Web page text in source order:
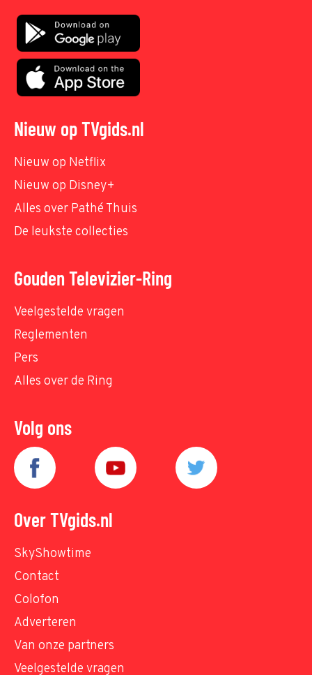
Nieuw op TVgids.nl
Nieuw op Netflix
Nieuw op Disney+
Alles over Pathé Thuis
De leukste collecties
Gouden Televizier-Ring
Veelgestelde vragen
Reglementen
Pers
Alles over de Ring
Volg ons
Over TVgids.nl
SkyShowtime
Contact
Colofon
Adverteren
Van onze partners
Veelgestelde vragen